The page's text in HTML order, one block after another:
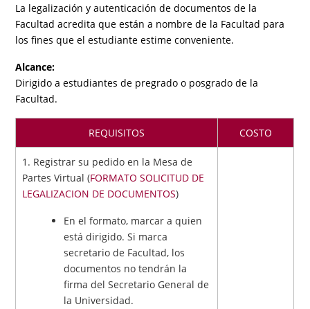
La legalización y autenticación de documentos de la
Facultad acredita que están a nombre de la Facultad para
los fines que el estudiante estime conveniente.
Alcance:
Dirigido a estudiantes de pregrado o posgrado de la
Facultad.
REQUISITOS COSTO
1. Registrar su pedido en la Mesa de
Partes Virtual (FORMATO SOLICITUD DE
LEGALIZACION DE DOCUMENTOS)
En el formato, marcar a quien
está dirigido. Si marca
secretario de Facultad, los
documentos no tendrán la
firma del Secretario General de
la Universidad.